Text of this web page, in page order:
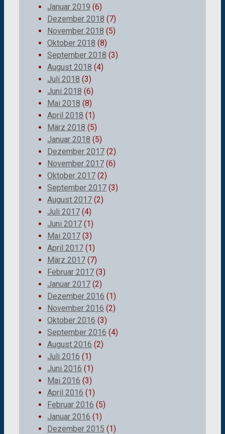
Januar 2019 (6)
Dezember 2018 (7)
November 2018 (5)
Oktober 2018 (8)
September 2018 (3)
August 2018 (4)
Juli 2018 (3)
Juni 2018 (6)
Mai 2018 (8)
April 2018 (1)
März 2018 (5)
Januar 2018 (5)
Dezember 2017 (2)
November 2017 (6)
Oktober 2017 (2)
September 2017 (3)
August 2017 (2)
Juli 2017 (4)
Juni 2017 (1)
Mai 2017 (3)
April 2017 (1)
März 2017 (7)
Februar 2017 (3)
Januar 2017 (2)
Dezember 2016 (1)
November 2016 (2)
Oktober 2016 (3)
September 2016 (4)
August 2016 (2)
Juli 2016 (1)
Juni 2016 (1)
Mai 2016 (3)
April 2016 (1)
Februar 2016 (5)
Januar 2016 (1)
Dezember 2015 (1)